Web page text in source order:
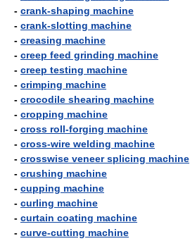
- crank-shaping machine
- crank-slotting machine
- creasing machine
- creep feed grinding machine
- creep testing machine
- crimping machine
- crocodile shearing machine
- cropping machine
- cross roll-forging machine
- cross-wire welding machine
- crosswise veneer splicing machine
- crushing machine
- cupping machine
- curling machine
- curtain coating machine
- curve-cutting machine